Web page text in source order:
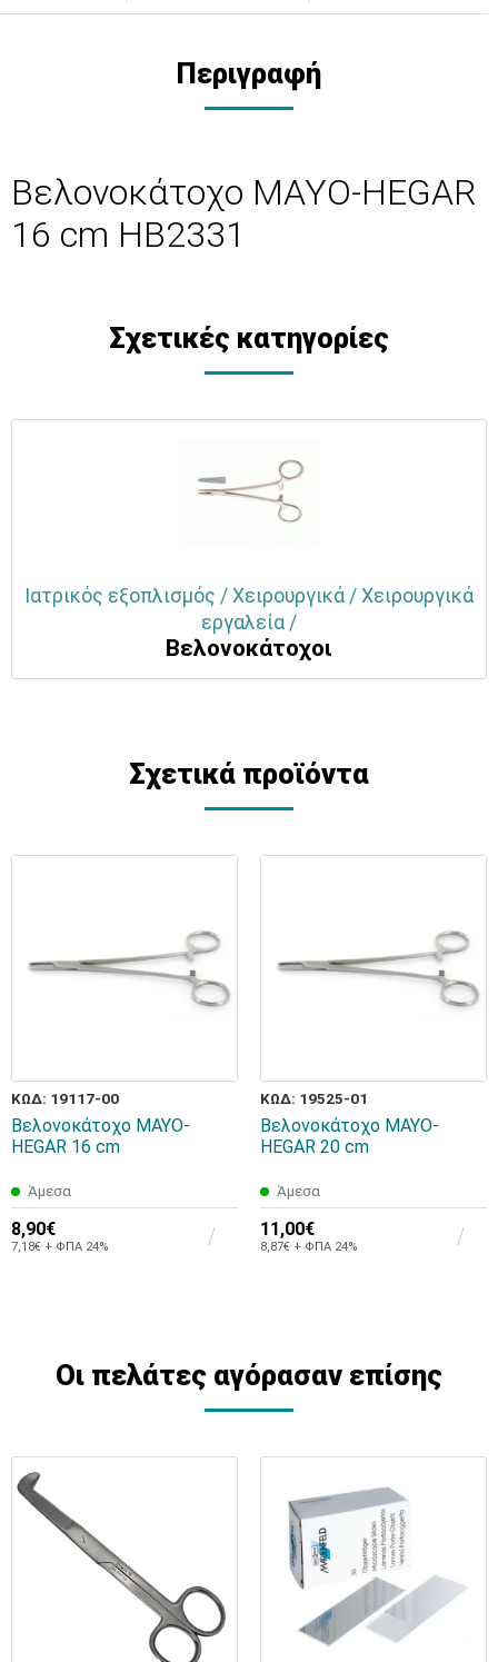
Περιγραφή
Βελονοκάτοχο MAYO-HEGAR
16 cm HB2331
Σχετικές κατηγορίες
Ιατρικός εξοπλισμός / Χειρουργικά / Χειρουργικά
εργαλεία /
Βελονοκάτοχοι
Σχετικά προϊόντα
ΚΩΔ: 19117-00
Βελονοκάτοχο MAYO-
HEGAR 16 cm
Άμεσα
8,90€
7,18€ + ΦΠΑ 24%
ΚΩΔ: 19525-01
Βελονοκάτοχο MAYO-
HEGAR 20 cm
Άμεσα
11,00€
8,87€ + ΦΠΑ 24%
Οι πελάτες αγόρασαν επίσης